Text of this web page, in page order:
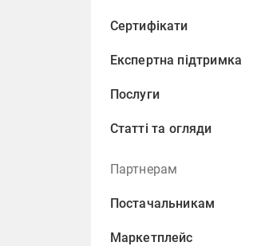
Сертифікати
Експертна підтримка
Послуги
Статті та огляди
Партнерам
Постачальникам
Маркетплейс